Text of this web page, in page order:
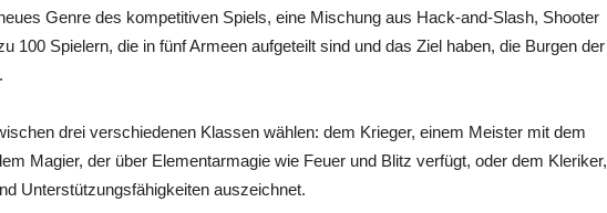
Genre des kompetitiven Spiels, eine Mischung aus Hack-and-Slash, Shooter
100 Spielern, die in fünf Armeen aufgeteilt sind und das Ziel haben, die Burgen der
drei verschiedenen Klassen wählen: dem Krieger, einem Meister mit dem
Magier, der über Elementarmagie wie Feuer und Blitz verfügt, oder dem Kleriker,
Unterstützungsfähigkeiten auszeichnet.